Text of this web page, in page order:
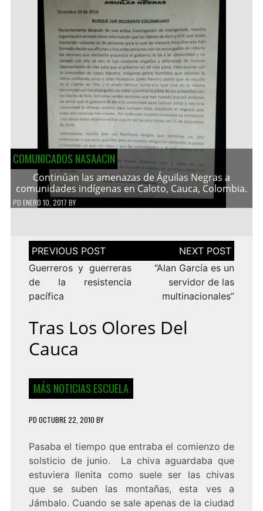
COMUNICADOS NASAACIN
Continúan las amenazas de Águilas Negras a
comunidades indígenas en Caloto, Cauca, Colombia.
PD ENERO 10, 2017 BY
Navegación
de
entradas
Guerreros y guerreras
de la resistencia
pacífica
“Alan García es un
servidor de las
multinacionales”
Tras Los Olores Del
Cauca
MÁS NOTICIAS ESCUELA
PD OCTUBRE 22, 2010 BY
Pasaba el tiempo que entraba el comienzo de
solsticio de junio. La chiva aguardaba que
estuviera llenita como suele ser las chivas
que se suben las montañas, esta ves a
Jámbalo. Cuando se sale apenas de la ciudad